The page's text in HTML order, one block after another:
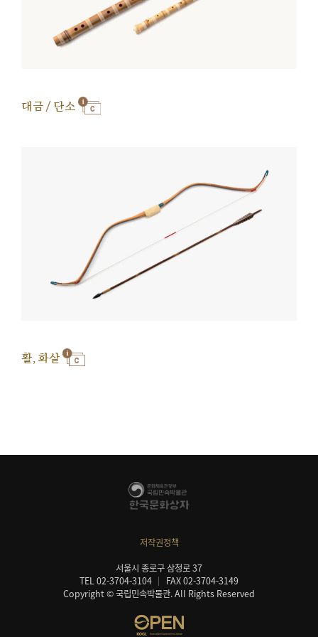
대금 / 단소
활, 화살
저작권정책
서울시 종로구 삼청로 37
TEL 02-3704-3104
FAX 02-3704-3149
Copyright © 국립민속박물관. All Rights Reserved